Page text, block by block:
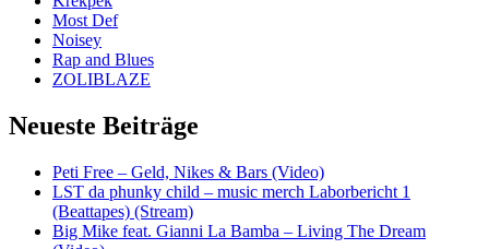
Most Def
Noisey
Rap and Blues
ZOLIBLAZE
Neueste Beiträge
Peti Free – Geld, Nikes & Bars (Video)
LST da phunky child – music merch Laborbericht 1
(Beattapes) (Stream)
Big Mike feat. Gianni La Bamba – Living The Dream